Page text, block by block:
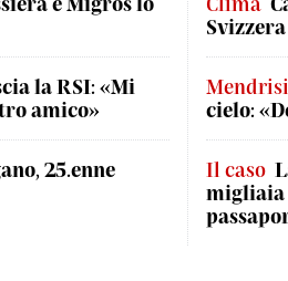
la RSI: «Mi
amico»
25.enne
cielo:
Il caso
migliaia